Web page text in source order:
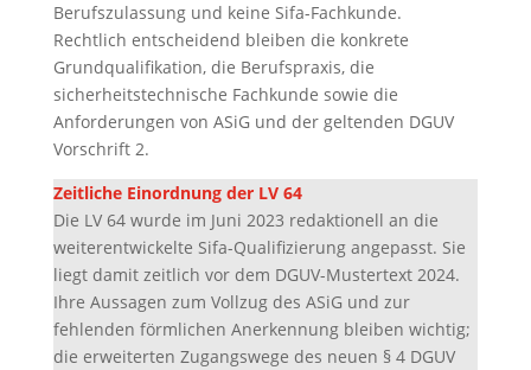
Berufszulassung und keine Sifa-Fachkunde.
Rechtlich entscheidend bleiben die konkrete
Grundqualifikation, die Berufspraxis, die
sicherheitstechnische Fachkunde sowie die
Anforderungen von ASiG und der geltenden DGUV
Vorschrift 2.
Zeitliche Einordnung der LV 64
Die LV 64 wurde im Juni 2023 redaktionell an die
weiterentwickelte Sifa-Qualifizierung angepasst. Sie
liegt damit zeitlich vor dem DGUV-Mustertext 2024.
Ihre Aussagen zum Vollzug des ASiG und zur
fehlenden förmlichen Anerkennung bleiben wichtig;
die erweiterten Zugangswege des neuen § 4 DGUV